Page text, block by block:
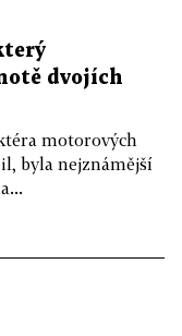
dvojích
motorových
byla nejznámější